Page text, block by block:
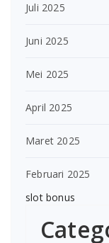
Juli 2025
Juni 2025
Mei 2025
April 2025
Maret 2025
Februari 2025
slot bonus